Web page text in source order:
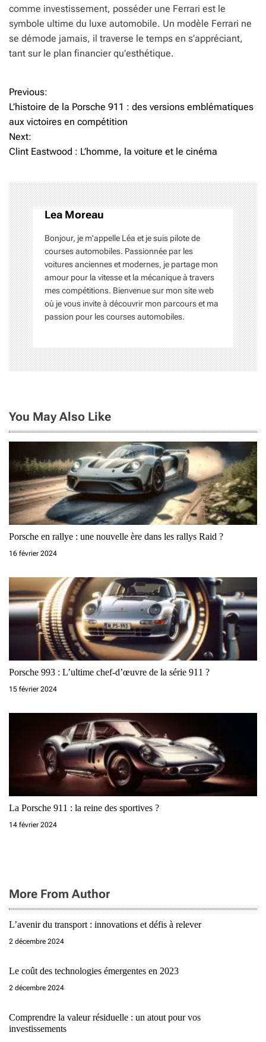
comme investissement, posséder une Ferrari est le
symbole ultime du luxe automobile. Un modèle Ferrari ne
se démode jamais, il traverse le temps en s’appréciant,
tant sur le plan financier qu’esthétique.
N
a
v
g
a
t
i
o
n
d
e
l
a
r
i
c
l
e
Previous:
L’histoire de la Porsche 911 : des versions emblématiques
aux victoires en compétition
Next:
Clint Eastwood : L’homme, la voiture et le cinéma
Lea Moreau
Bonjour, je m'appelle Léa et je suis pilote de
courses automobiles. Passionnée par les
voitures anciennes et modernes, je partage mon
amour pour la vitesse et la mécanique à travers
mes compétitions. Bienvenue sur mon site web
où je vous invite à découvrir mon parcours et ma
passion pour les courses automobiles.
You May Also Like
Porsche en rallye : une nouvelle ère dans les rallys Raid ?
16 février 2024
Porsche 993 : L’ultime chef-d’œuvre de la série 911 ?
15 février 2024
La Porsche 911 : la reine des sportives ?
14 février 2024
More From Author
L’avenir du transport : innovations et défis à relever
2 décembre 2024
Le coût des technologies émergentes en 2023
2 décembre 2024
Comprendre la valeur résiduelle : un atout pour vos
investissements